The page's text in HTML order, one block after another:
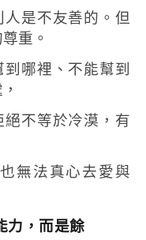
是不友善的。 但
重。
哪裡、不能幫到
絕不等於冷漠， 有
無法真心去愛與
力，而是餘